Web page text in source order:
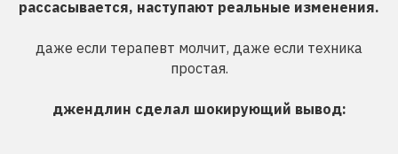
рассасывается, наступают реальные изменения.
даже если терапевт молчит, даже если техника
простая.
джендлин сделал шокирующий вывод: